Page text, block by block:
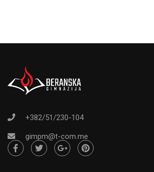
+382/51/230-104
gimpm@t-com.me